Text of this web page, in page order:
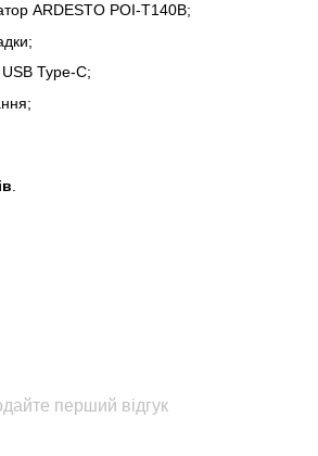
ARDESTO POI-T140B;
Type-C;
.
перший відгук